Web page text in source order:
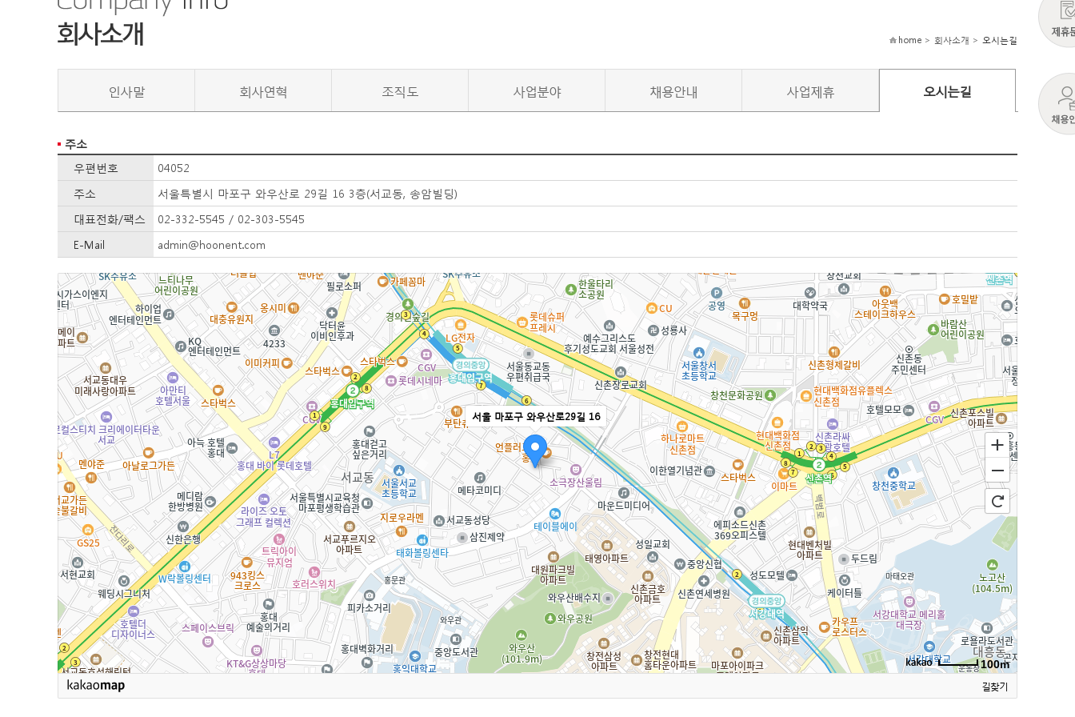
인사말 회사연혁 조직도 사업분야 채용안내 사업제휴 오시는길
home > 회사소개 > 오시는길
주소
우편번호
04052
주소
서울특별시 마포구 와우산로 29길 16 3층(서교동, 송암빌딩)
대표전화/팩스
02-332-5545 / 02-303-5545
E-Mail
admin@hoonent.com
서울 마포구 와우산로29길 16
100m
길찾기